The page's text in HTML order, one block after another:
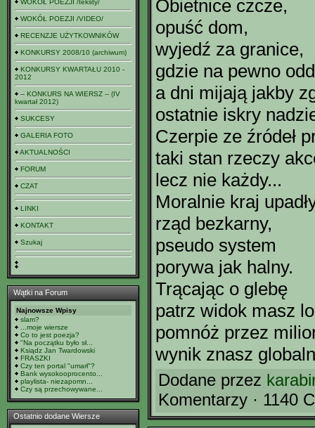
WOKÓŁ POEZJI /teksty/
WOKÓŁ POEZJI /VIDEO/
RECENZJE UŻYTKOWNIKÓW
KONKURSY 2008/10 (archiwum)
KONKURSY KWARTAŁU 2010 -
2012
-- KONKURS NA WIERSZ -- (IV
kwartał 2012)
SUKCESY
GALERIA FOTO
AKTUALNOŚCI
FORUM
CZAT
LINKI
KONTAKT
Szukaj
Wątki na Forum
Najnowsze Wpisy
slam?
...moje wiersze
Co to jest poezja?
"Na początku było sł...
Ksiądz Jan Twardowski
FRASZKI
Czy ten portal "umarł"?
Bank wysokooprocento...
playlista- niezapomn...
Czy są przechowywane...
Ostatnio dodane Wiersze
Obietnice czcze,
opuść dom,
wyjedź za granice,
gdzie na pewno
a dni mijają jakby
ostatnie iskry
Czerpie ze źródeł
taki stan rzeczy
lecz nie każdy...
Moralnie kraj
rząd bezkarny,
pseudo system
porywa jak halny.
Trącając o glebę
patrz widok masz
pomnóż przez
wynik znasz
Dodane przez
Komentarzy · 1140